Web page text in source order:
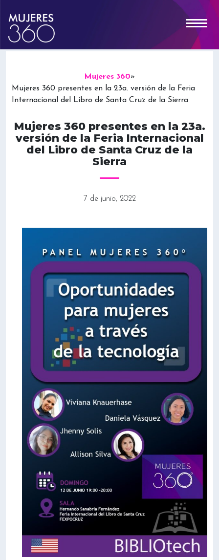
Mujeres 360»
Mujeres 360 presentes en la 23a. versión de la Feria
Internacional del Libro de Santa Cruz de la Sierra
Mujeres 360 presentes en la 23a.
versión de la Feria Internacional
del Libro de Santa Cruz de la
Sierra
7 de junio, 2022